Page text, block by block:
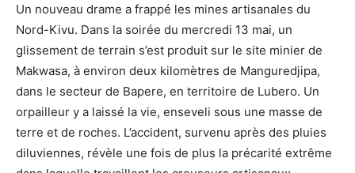
Un nouveau drame a frappé les mines artisanales du
Nord-Kivu. Dans la soirée du mercredi 13 mai, un
glissement de terrain s’est produit sur le site minier de
Makwasa, à environ deux kilomètres de Manguredjipa,
dans le secteur de Bapere, en territoire de Lubero. Un
orpailleur y a laissé la vie, enseveli sous une masse de
terre et de roches. L’accident, survenu après des pluies
diluviennes, révèle une fois de plus la précarité extrême